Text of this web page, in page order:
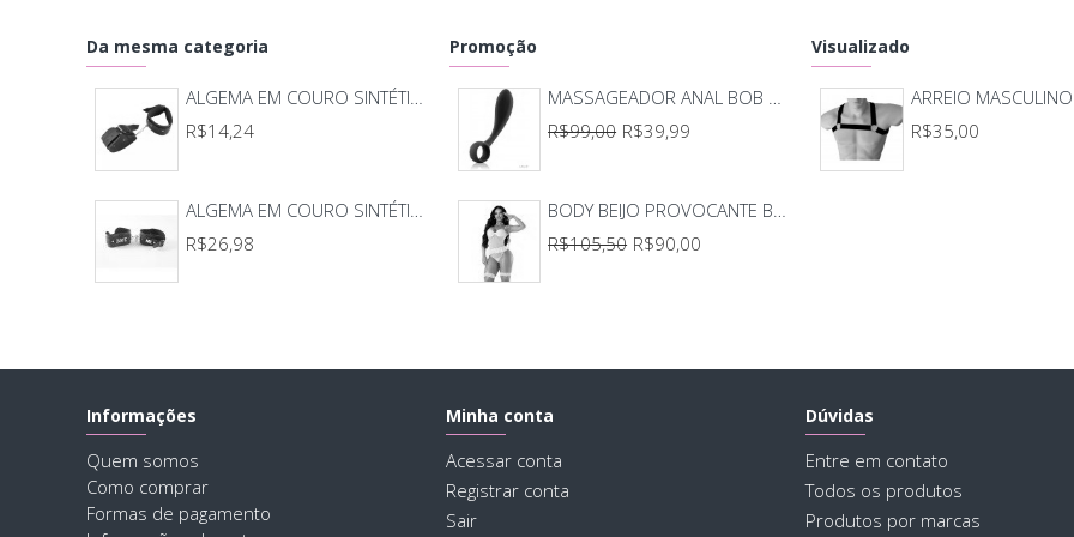
Da mesma categoria
ALGEMA EM COURO SINTÉTICO
R$14,24
R$26,98
Promoção
MASSAGEADOR ANAL BOB DEEP BLUE - LELO
R$39,99
R$99,00
R$90,00
R$105,50
Visualizado
ARREIO
R$35,00
Informações
Quem somos
Como comprar
Formas de pagamento
Minha conta
Acessar conta
Registrar conta
Sair
Dúvidas
Entre em contato
Todos os produtos
Produtos por marcas